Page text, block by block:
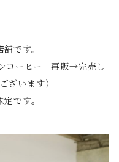
です。
コーヒー」再販→完売し
ざいます）
です。